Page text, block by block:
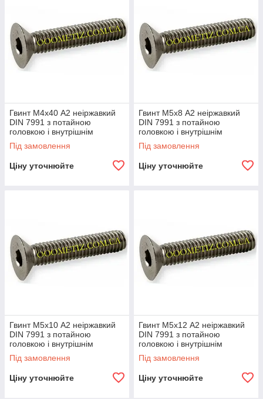
Гвинт М4х40 А2 неіржавкий
DIN 7991 з потайною
головкою і внутрішнім
шестигранником
Під замовлення
Ціну уточнюйте
Гвинт М5х8 А2 неіржавкий
DIN 7991 з потайною
головкою і внутрішнім
шестигранником
Під замовлення
Ціну уточнюйте
Гвинт М5х10 А2 неіржавкий
DIN 7991 з потайною
головкою і внутрішнім
шестигранником
Під замовлення
Ціну уточнюйте
Гвинт М5х12 А2 неіржавкий
DIN 7991 з потайною
головкою і внутрішнім
шестигранником
Під замовлення
Ціну уточнюйте